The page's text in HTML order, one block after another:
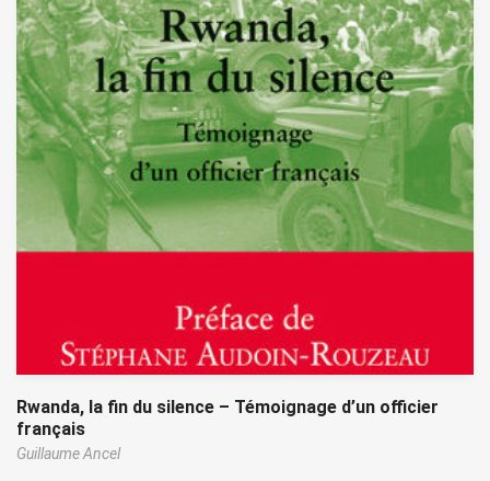
Rwanda, la fin du silence – Témoignage d’un officier
français
Guillaume Ancel